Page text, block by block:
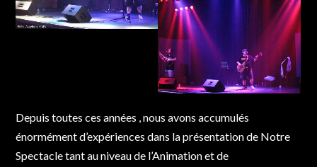
Depuis toutes ces années , nous avons accumulés
énormément d’expériences dans la présentation de Notre
Spectacle tant au niveau de l’Animation et de